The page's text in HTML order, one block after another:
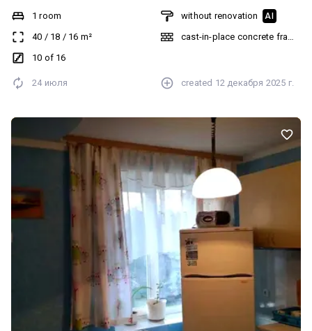
здається у 2026 році, всі комунікації передбачені. В будинку є
підземний паркінг. Відмінний варіант як для життя, так і для
інвестиції. Телефонуйте для деталей!
1 room
40 / 18 / 16 m²
10 of 16
without renovation AI
cast-in-place concrete frame
24 июля created 12 декабря 2025 г.